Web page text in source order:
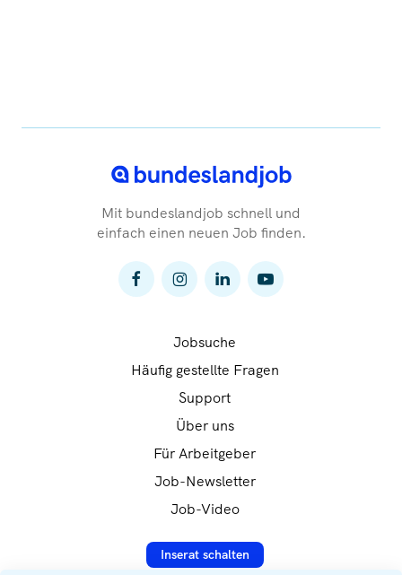
Mit bundeslandjob schnell und
einfach einen neuen Job finden.
Jobsuche
Häufig gestellte Fragen
Support
Über uns
Für Arbeitgeber
Job-Newsletter
Job-Video
Inserat schalten